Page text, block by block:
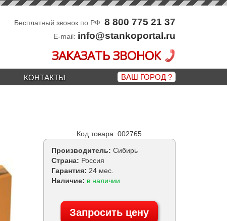
Бесплатный звонок по РФ: 8 800 775 21 37
E-mail: info@stankoportal.ru
ЗАКАЗАТЬ ЗВОНОК
КОНТАКТЫ ВАШ ГОРОД?
Код товара: 002765
Производитель: Сибирь
Страна: Россия
Гарантия: 24 мес.
Наличие: в наличии
Запросить цену